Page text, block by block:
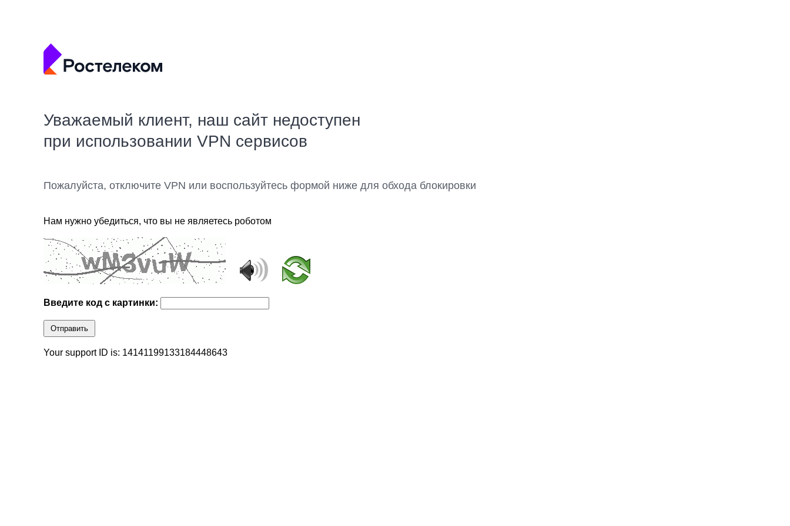
Уважаемый клиент, наш сайт недоступен
при использовании VPN сервисов
Пожалуйста, отключите VPN или воспользуйтесь формой ниже для обхода блокировки
Нам нужно убедиться, что вы не являетесь роботом
Введите код с картинки:
Отправить
Your support ID is: 14141199133184448643